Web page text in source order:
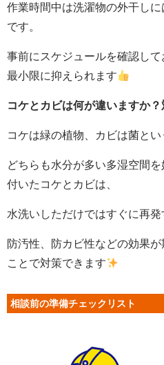
作業時間中は洗濯物の外干し
です。
事前にスケジュールを確認し
最小限に抑えられます
コケとカビは何が違いますか
コケは緑の植物、カビは菌とい
どちらも水分が多い多湿空間
付いたコケとカビは、
水洗いしただけではすぐに再発
防汚性、防カビ性などの効果
ことで対策できます
相談前の準備チェックリスト